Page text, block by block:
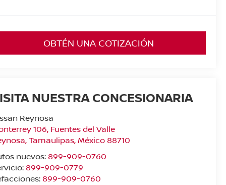
OBTÉN UNA COTIZACIÓN
NUESTRA CONCESIONARIA
Reynosa
106, Fuentes del Valle
,Tamaulipas, México 88710
nuevos: 899-909-0760
899-909-0779
899-909-0760